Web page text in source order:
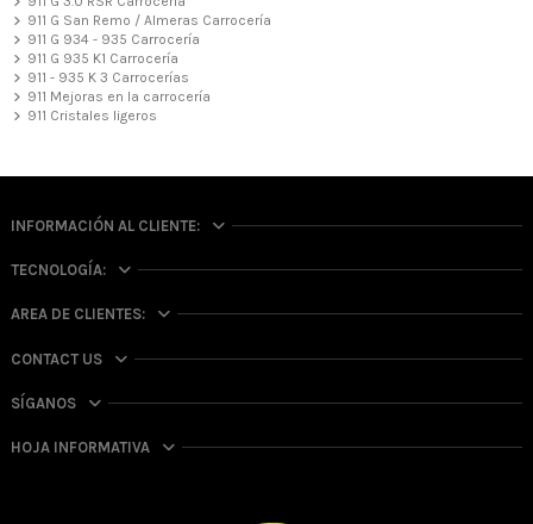
911 G San Remo / Almeras Carrocería
911 G 934 - 935 Carrocería
911 G 935 K1 Carrocería
911 - 935 K 3 Carrocerías
911 Mejoras en la carrocería
911 Cristales ligeros
INFORMACIÓN AL CLIENTE:
TECNOLOGÍA:
AREA DE CLIENTES:
CONTACT US
SÍGANOS
HOJA INFORMATIVA